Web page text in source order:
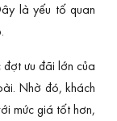
là yếu tố quan
ưu đãi lớn của
Nhờ đó, khách
mức giá tốt hơn,